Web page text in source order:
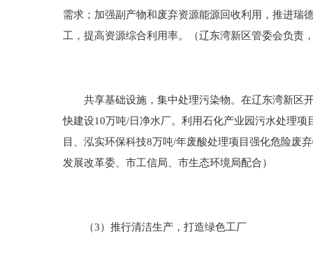
需求；加强副产物和废弃资源能源回收利用，推进
工，提高资源综合利用率。（辽东湾新区管委会负责
共享基础设施，集中处理污染物。在辽东湾新区开
快建设10万吨/日净水厂。利用石化产业园污水处理
目、泓实环保科技8万吨/年废酸处理项目强化危险废
发展改革委、市工信局、市生态环境局配合）
（3）推行清洁生产，打造绿色工厂